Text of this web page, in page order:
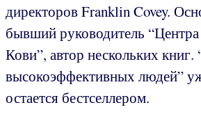
директоров Franklin Covey.
бывший руководитель “Центра
Кови”, автор нескольких
высокоэффективных людей”
остается бестселлером.